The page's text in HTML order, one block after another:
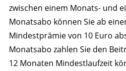
zwischen einem Monats- und
Monatsabo können Sie ab
Mindestprämie von 10 Euro
Monatsabo zahlen Sie den
12 Monaten Mindestlaufzeit